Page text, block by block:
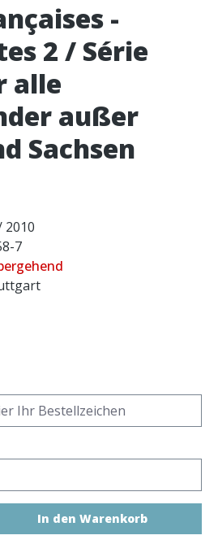
-
2 / Série
alle
außer
Sachsen
2010
7
Gib den gewünschten
In den Warenkorb